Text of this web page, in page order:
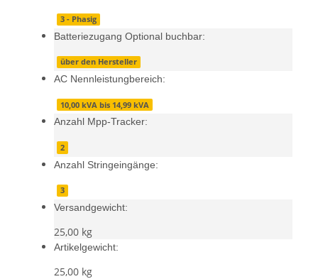
3 - Phasig
Batteriezugang Optional buchbar:
über den Hersteller
AC Nennleistungbereich:
10,00 kVA bis 14,99 kVA
Anzahl Mpp-Tracker:
2
Anzahl Stringeingänge:
3
Versandgewicht:
25,00 kg
Artikelgewicht:
25,00 kg